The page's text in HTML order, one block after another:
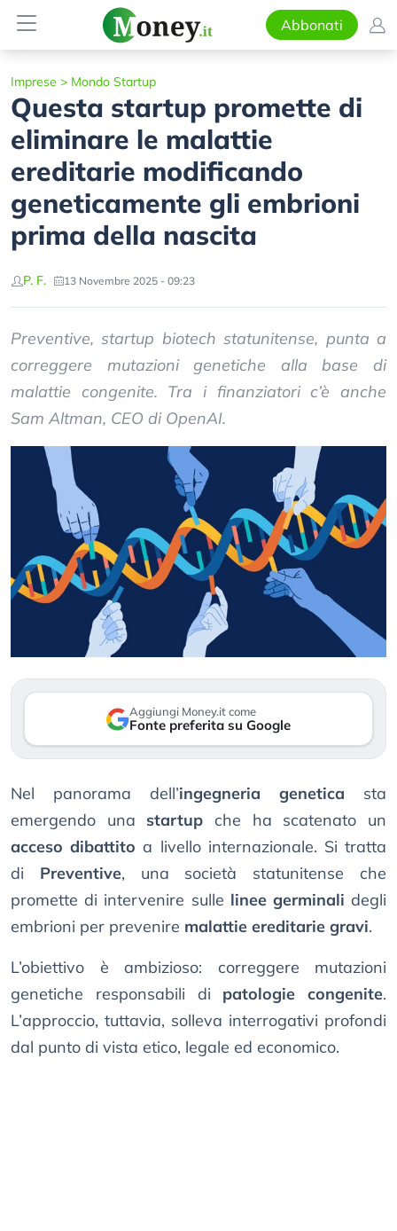
Abbonati
Imprese > Mondo Startup
Questa startup promette di
eliminare le malattie
ereditarie modificando
geneticamente gli embrioni
prima della nascita
P. F. 13 Novembre 2025 - 09:23
Preventive, startup biotech statunitense, punta a
correggere mutazioni genetiche alla base di
malattie congenite. Tra i finanziatori c’è anche
Sam Altman, CEO di OpenAI.
Aggiungi Money.it come
Fonte preferita su Google
Nel panorama dell’ingegneria genetica sta
emergendo una startup che ha scatenato un
acceso dibattito a livello internazionale. Si tratta
di Preventive, una società statunitense che
promette di intervenire sulle linee germinali degli
embrioni per prevenire malattie ereditarie gravi.
L’obiettivo è ambizioso: correggere mutazioni
genetiche responsabili di patologie congenite.
L’approccio, tuttavia, solleva interrogativi profondi
dal punto di vista etico, legale ed economico.